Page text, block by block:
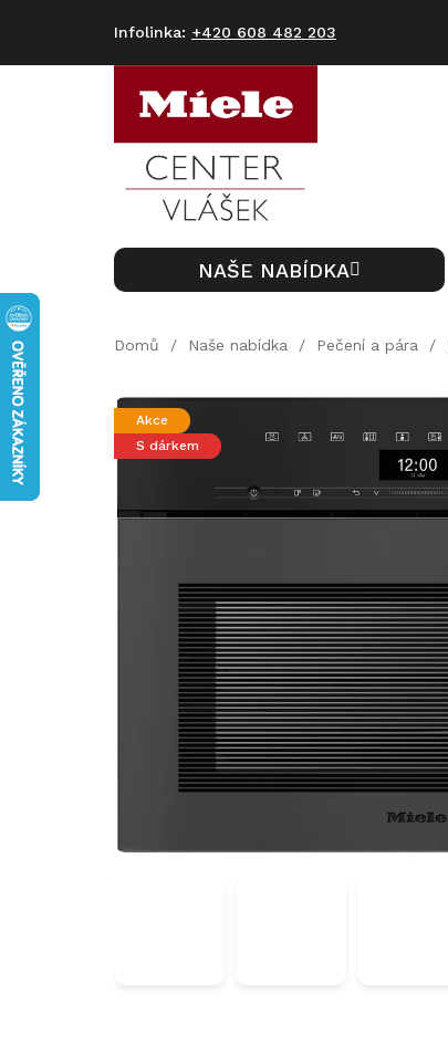
+420 608 482 203
NAŠE NABÍDKA
Domů / Naše nabídka / Pečení a pára /
Akce
S dárkem